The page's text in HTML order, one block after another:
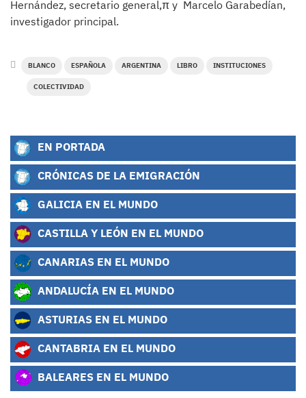
Hernández, secretario general,π y Marcelo Garabedían,
investigador principal.
BLANCO ESPAÑOLA ARGENTINA LIBRO INSTITUCIONES
COLECTIVIDAD
EN PORTADA
CRÓNICAS DE LA EMIGRACIÓN
GALICIA EN EL MUNDO
CASTILLA Y LEÓN EN EL MUNDO
CANARIAS EN EL MUNDO
ANDALUCÍA EN EL MUNDO
ASTURIAS EN EL MUNDO
CANTABRIA EN EL MUNDO
BALEARES EN EL MUNDO